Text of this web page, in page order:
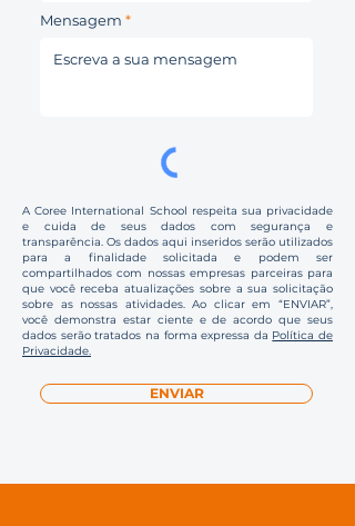
Mensagem
A Coree International School respeita sua privacidade
e cuida de seus dados com segurança e
transparência. Os dados aqui inseridos serão utilizados
para a finalidade solicitada e podem ser
compartilhados com nossas empresas parceiras para
que você receba atualizações sobre a sua solicitação
sobre as nossas atividades. Ao clicar em “ENVIAR”,
você demonstra estar ciente e de acordo que seus
dados serão tratados na forma expressa da Política de
Privacidade.
ENVIAR